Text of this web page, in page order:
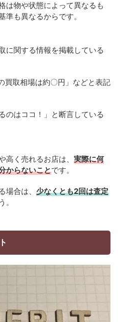
は物や状態によって異なるも
準も異なるからです。
に関する情報を掲載している
取相場は約〇円」などと表記
のはココ！」と断言している
高く売れるお店は、 実際に何
からないことです。
場合は、 少なくとも2回は査定
。